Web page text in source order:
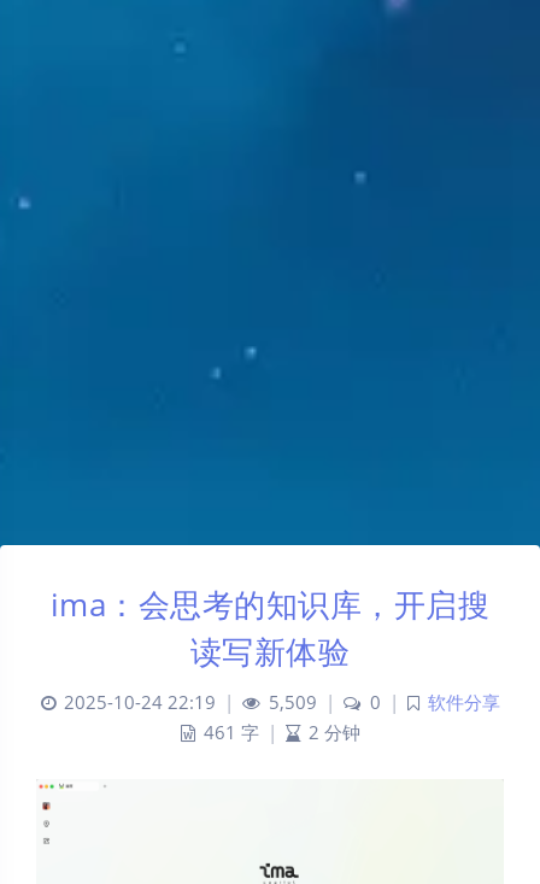
ima：会思考的知识库，开启搜
读写新体验
2025-10-24 22:19 5,509 0
软件分享
461 字
2 分钟